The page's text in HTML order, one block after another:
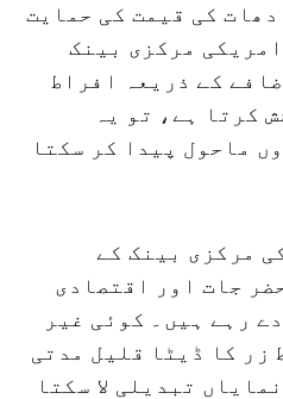
کی قیمت کی حمایت
مرکزی بینک
کے ذریعہ افراط
کرتا ہے، تو یہ
ماحول پیدا کر سکتا
مرکزی بینک کے
جات اور اقتصادی
رہے ہیں۔ کوئی غیر
زر کا ڈیٹا قلیل مدتی
تبدیلی لا سکتا